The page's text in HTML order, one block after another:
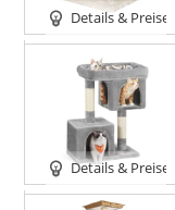
Details & Preise
Details & Preise